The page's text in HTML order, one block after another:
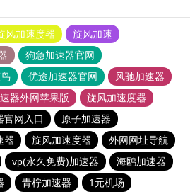
风加速度器
旋风加速
狗急加速器官网
优途加速器官网
风驰加速器
器外网苹果版
旋风加速度器
官网入口
原子加速器
器 旋风加速度器
外网网址导航
vp(永久免费)加速器
海鸥加速器
青柠加速器
1元机场